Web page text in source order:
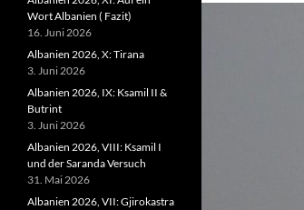
Wort Albanien ( Fazit)
16. Juni 2026
Albanien 2026, X: Tirana
3. Juni 2026
Albanien 2026, IX: Ksamil II &
Butrint
3. Juni 2026
Albanien 2026, VIII: Ksamil I
und der Saranda Versuch
31. Mai 2026
Albanien 2026, VII: Gjirokastra